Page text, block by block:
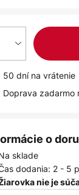
50 dní na vrátenie
Doprava zadarmo
o
sklade
dodania: 2 - 5
nie je